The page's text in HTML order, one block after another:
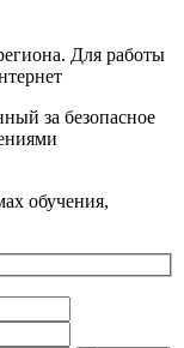
Для работы
за безопасное
обучения,